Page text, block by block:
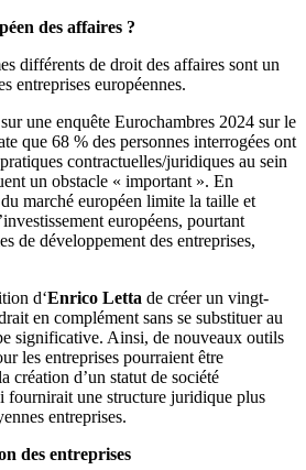
des affaires ?
différents de droit des affaires sont un
entreprises européennes.
une enquête Eurochambres 2024 sur le
que 68 % des personnes interrogées ont
contractuelles/juridiques au sein
un obstacle « important ». En
marché européen limite la taille et
européens, pourtant
de développement des entreprises,
d‘Enrico Letta de créer un vingt-
en complément sans se substituer au
significative. Ainsi, de nouveaux outils
les entreprises pourraient être
création d’un statut de société
fournirait une structure juridique plus
entreprises.
des entreprises